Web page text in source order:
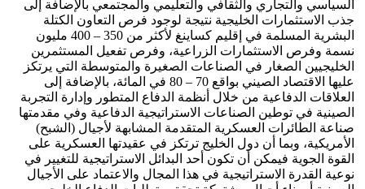
السياسي والتجاري والثقافي والتعليمي والمجتمعي بالإضافة إلى
جذب الاستثمارات الخليجية نتيجة لوجود فرص التعاون الكتلة
البشرية المسلمة في إقليم كساينغ لأكثر من 350 – 400 مليون
نسمة وفرص الاستثمارات الزراعية، وفرص تفعيل المستثمرين
الخليجيين الصغار في الصناعات الصغيرة والمتوسطة التي يرتكز
عليها الاقتصاد الصيني بواقع 70 – 80 في المائة، بالإضافة إلى
العلاقات الدفاعية من خلال أنظمة الدفاع المتطور وإدارة التجربة
الصينية في توطين الصناعات الاستراتيجية الدفاعية وفي مقدمتها
صناعة الطائرات العسكرية المتقدمة المشابهة لأجيال (الشبح)
الأمريكية، وبما أن دول الخليج ترتكز في عقيدتها العسكرية على
القوة الجوية فيمكن أن تكون أحد البدائل الاستراتيجية للتغيير في
نوعية القدرة الاستراتيجية في هذا المجال والاعتماد على الأجيال